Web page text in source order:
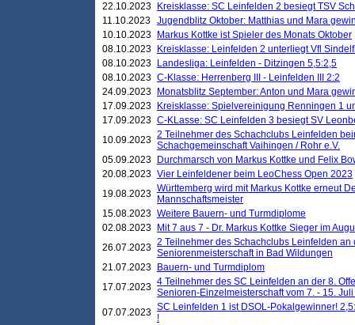
22.10.2023
Kreisklasse: SC Leinfelden 2 besiegt TSV
11.10.2023 Jugendblitz Oktober: Matthias und Mara
10.10.2023
Markus Kottke ist Spieler des Monats Oktober
08.10.2023
Kreisklasse: Leinfelden 2 unterliegt Vfl
08.10.2023
Landesliga: Leinfelden - Ditzingen 5,5:2,5
08.10.2023 C-Klasse: Herrenberg III - Leinfelden III 2:2
24.09.2023
Monatsblitz September: Anton und Mara
17.09.2023
Kreisklasse: Spielvereinigung Renningen 1
17.09.2023 C-KLasse: SC Leinfelden 3 besiegt SV
10.09.2023 2 Teilnehmer des Schachclubs Leinfelden
Schachgemeinschaft Vaihingen / Rohr e.V.
05.09.2023
Durchmarsch von Markus Kottke und Felix
20.08.2023 Vier Leinfeldener beim LeoChess Open 2023
19.08.2023 Württemberg wird mit Markus Kottke erneut
Mannschaftsmeister
15.08.2023 Weitere Bauern- und Turmdiplome
02.08.2023
Mit 7 aus 7 - Dr. Markus Kottke Sieger im
26.07.2023 2 Teilnehmer des Schachclubs Leinfelden an
Seniorenmeisterschaft in Bad Wildungen
21.07.2023
Bauern- und Turmdiplom
17.07.2023 4 Teilnehmer des SC Leinfelden an der 8.
Senioren-Einzelmeisterschaft vom 7. - 15.
07.07.2023 SC Leinfelden 1 ist DSOL-Pokalgewinner!
!